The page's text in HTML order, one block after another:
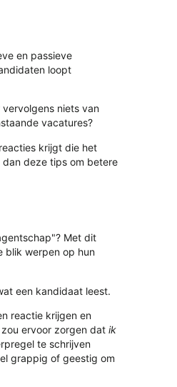
en passieve
loopt
niets van
vacatures?
krijgt die het
deze tips om betere
Met dit
blik werpen op hun
een kandidaat leest.
reactie krijgen en
ervoor zorgen dat ik
te schrijven
grappig of geestig om